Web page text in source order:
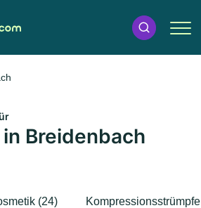
Breidenbach
(24)